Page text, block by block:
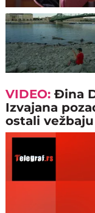
VIDEO:Đina
Izvajana
ostali